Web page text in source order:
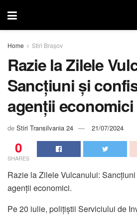
Home Stiri Brașov
Razie la Zilele
Sancțiuni și
agenții economici
de Stiri Transilvania 24 21/07/2024
0
SHARES
Razie la Zilele Vulcanului:
agenții economici.
Pe 20 iulie, polițiștii Serviciului de